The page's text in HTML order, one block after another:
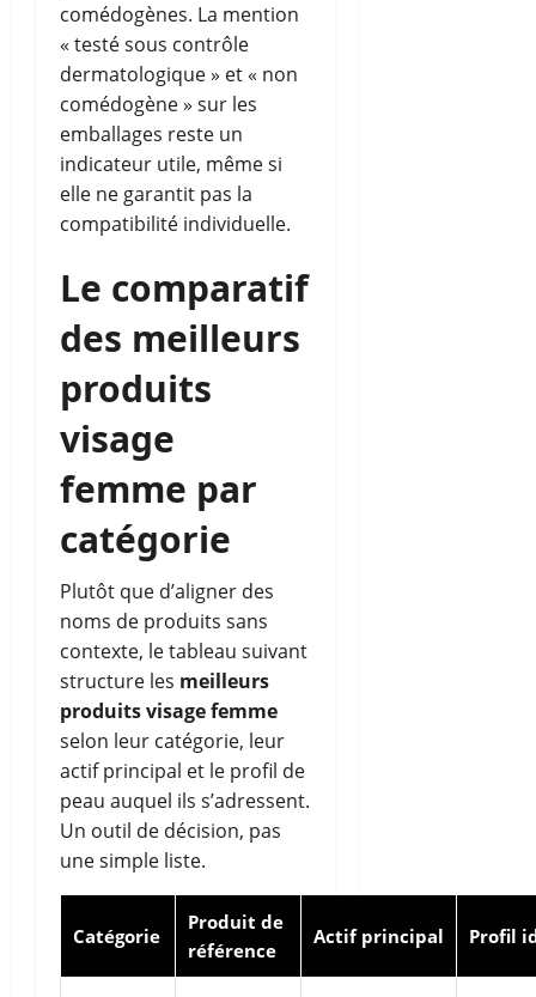
comédogènes. La mention
« testé sous contrôle
dermatologique » et « non
comédogène » sur les
emballages reste un
indicateur utile, même si
elle ne garantit pas la
compatibilité individuelle.
Le comparatif
des meilleurs
produits
visage
femme par
catégorie
Plutôt que d’aligner des
noms de produits sans
contexte, le tableau suivant
structure les meilleurs
produits visage femme
selon leur catégorie, leur
actif principal et le profil de
peau auquel ils s’adressent.
Un outil de décision, pas
une simple liste.
Catégorie
Produit de
référence
Actif principal Profil